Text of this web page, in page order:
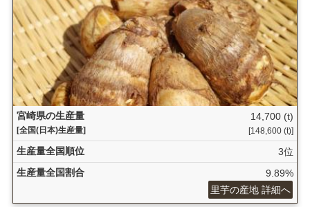
宮崎県の生産量
[全国(日本)生産量]
14,700 (t)
[148,600 (t)]
生産量全国順位
3位
生産量全国割合
9.89%
里芋の産地 詳細へ